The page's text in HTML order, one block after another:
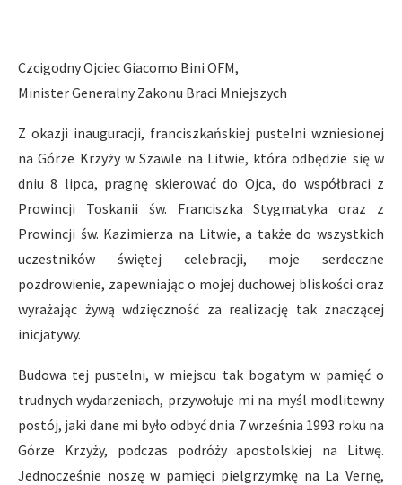
Czcigodny Ojciec Giacomo Bini OFM,
Minister Generalny Zakonu Braci Mniejszych
Z okazji inauguracji, franciszkańskiej pustelni wzniesionej
na Górze Krzyży w Szawle na Litwie, która odbędzie się w
dniu 8 lipca, pragnę skierować do Ojca, do współbraci z
Prowincji Toskanii św. Franciszka Stygmatyka oraz z
Prowincji św. Kazimierza na Litwie, a także do wszystkich
uczestników świętej celebracji, moje serdeczne
pozdrowienie, zapewniając o mojej duchowej bliskości oraz
wyrażając żywą wdzięczność za realizację tak znaczącej
inicjatywy.
Budowa tej pustelni, w miejscu tak bogatym w pamięć o
trudnych wydarzeniach, przywołuje mi na myśl modlitewny
postój, jaki dane mi było odbyć dnia 7 września 1993 roku na
Górze Krzyży, podczas podróży apostolskiej na Litwę.
Jednocześnie noszę w pamięci pielgrzymkę na La Vernę,